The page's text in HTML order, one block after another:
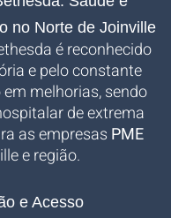
no Norte de Joinville
é reconhecido
e pelo constante
melhorias, sendo
de extrema
as empresas PME
e região.
e Acesso